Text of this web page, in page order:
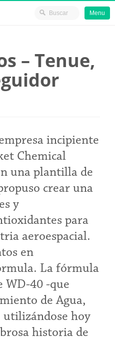
Menu
– Tenue,
incipiente
Chemical
una plantilla de
crear una
y
para
aeroespacial.
en
La fórmula
WD-40 -que
de Agua,
hoy
historia de